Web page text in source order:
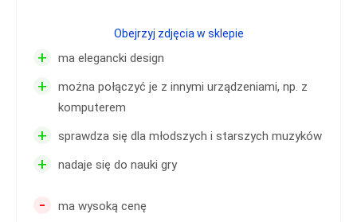
+ ma elegancki design
+
można połączyć je z innymi urządzeniami, np. z
komputerem
+ sprawdza się dla młodszych i starszych muzyków
+ nadaje się do nauki gry
- ma wysoką cenę
Obejrzyj zdjęcia w sklepie